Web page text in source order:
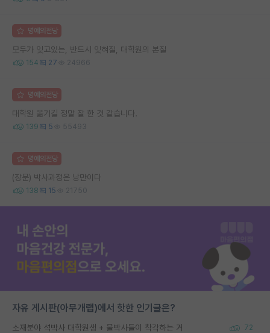
명예의전당
모두가 잊고있는, 반드시 잊혀질, 대학원의 본질
154 27 24966
명예의전당
대학원 옮기길 정말 잘 한 것 같습니다.
139 5 55493
명예의전당
(장문) 박사과정은 낭만이다
138 15 21750
자유 게시판(아무개랩)에서 핫한 인기글은?
소재분야 석박사 대학원생 + 물박사들이 착각하는 거 72